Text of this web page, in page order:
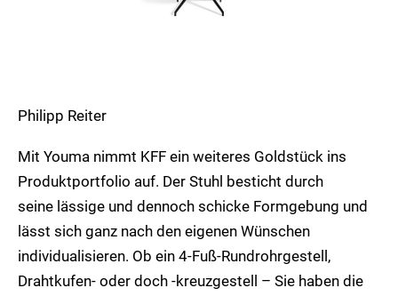
Philipp Reiter
Mit Youma nimmt KFF ein weiteres Goldstück ins
Produktportfolio auf. Der Stuhl besticht durch
seine lässige und dennoch schicke Formgebung und
lässt sich ganz nach den eigenen Wünschen
individualisieren. Ob ein 4-Fuß-Rundrohrgestell,
Drahtkufen- oder doch -kreuzgestell – Sie haben die